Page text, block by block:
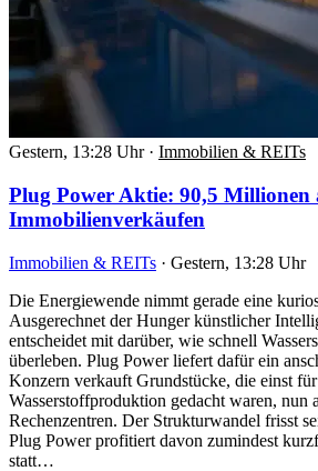
Gestern, 13:28 Uhr · Immobilien & REITs
Plug Power Aktie: 90,5 Millionen
Immobilienverkäufen
Immobilien & REITs · Gestern, 13:28 Uhr
Die Energiewende nimmt gerade eine
Ausgerechnet der Hunger künstlicher
entscheidet mit darüber, wie schnell
überleben. Plug Power liefert dafür ein
Konzern verkauft Grundstücke, die einst
Wasserstoffproduktion gedacht waren, nun
Rechenzentren. Der Strukturwandel frisst
Plug Power profitiert davon zumindest
statt…